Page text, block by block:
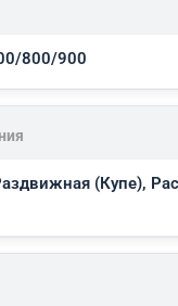
800/900
(Купе),